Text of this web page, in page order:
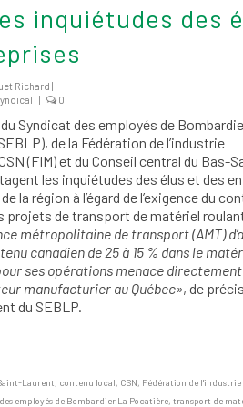
inquiétudes des
Richard |
| 0
Syndicat des employés de
de la Fédération de l’industrie
(FIM) et du Conseil central du Bas-
les inquiétudes des élus et des
la région à l’égard de l’exigence du
projets de transport de matériel
métropolitaine de transport (AMT)
canadien de 25 à 15 % dans le
ses opérations menace
manufacturier au Québec», de
du SEBLP.
Laurent, contenu local, CSN, Fédération de
employés de Bombardier La Pocatière, transport de